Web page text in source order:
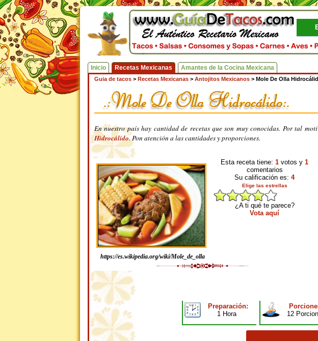
Inicio Recetas Mexicanas Amantes de la Cocina Mexicana
Guia de tacos > Recetas Mexicanas > Antojitos Mexicanos > Mole De Olla
En nuestro país hay cantidad de recetas que son muy conocidas. Por tal
Hidrocálido. Pon atención a las cantidades y proporciones.
https://es.wikipedia.org/wiki/Mole_de_olla
Esta receta tiene: 1 votos y 1
comentarios
Su calificación es: 4
Elige las estrellas
¿A ti qué te parece?
Vota aquí
Preparación:
1 Hora
12